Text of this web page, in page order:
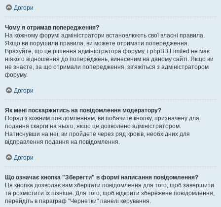
Догори
Чому я отримав попередження?
На кожному форумі адміністратори встановлюють свої власні правила.
Якщо ви порушили правила, ви можете отримати попередження.
Врахуйте, що це рішення адміністратора форуму, і phpBB Limited не має
ніякого відношення до попереджень, винесеним на даному сайті. Якщо ви
не знаєте, за що отримали попередження, зв'яжіться з адміністратором
форуму.
Догори
Як мені поскаржитись на повідомлення модератору?
Поряд з кожним повідомленням, ви побачите кнопку, призначену для
подання скарги на нього, якщо це дозволено адміністратором.
Натиснувши на неї, ви пройдете через ряд кроків, необхідних для
відправлення подання на повідомлення.
Догори
Що означає кнопка "Зберегти" в формі написання повідомлення?
Ця кнопка дозволяє вам зберігати повідомлення для того, щоб завершити
та розмістити їх пізніше. Для того, щоб відкрити збережене повідомлення,
перейдіть в параграф "Чернетки" панелі керування.